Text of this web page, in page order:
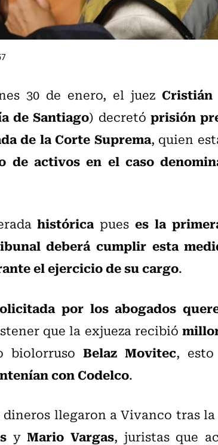
30 de enero, el juezCristián
de Santiago) decretó prisión
de la Corte Suprema, quien
de activos en el caso
histórica pueses la
deberá cumplir esta
el ejercicio de su cargo.
por los abogados
que la exjueza recibió
biolorruso Belaz Movitec,
con Codelco.
llegaron a Vivanco tras
yMario Vargas, juristas que